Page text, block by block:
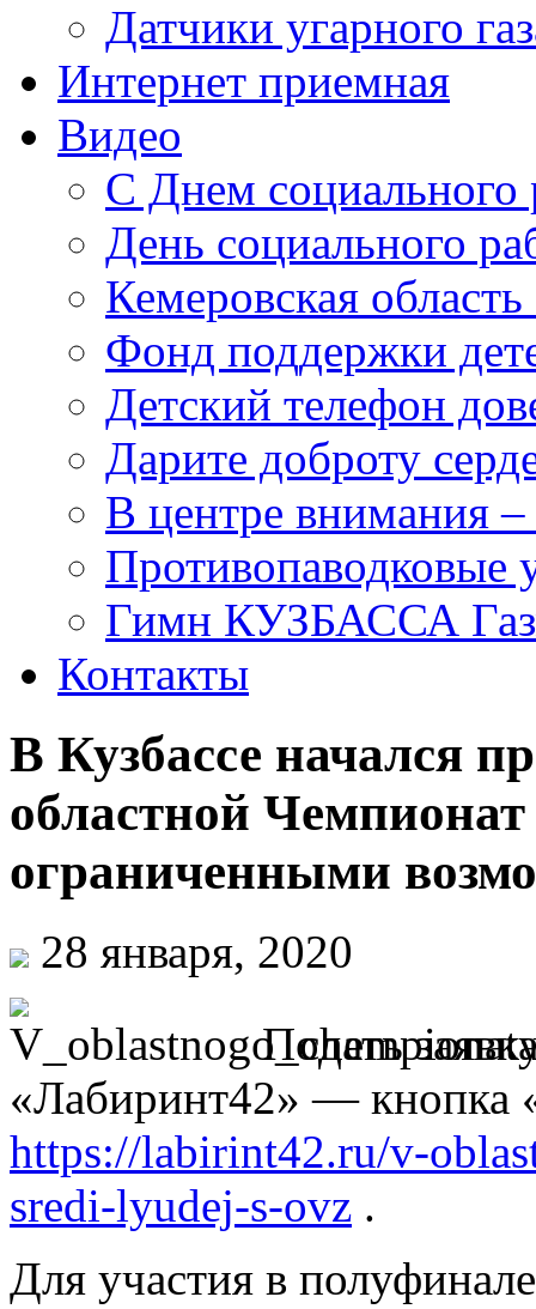
Датчики угарного
Интернет приемная
Видео
С Днем социального
День социального
Кемеровская
Фонд поддержки
Детский телефон
Дарите доброту
В центре внимания –
Противопаводковые
Гимн КУЗБАССА
Контакты
В Кузбассе начался
областной
ограниченными
28 января, 2020
Подать
«Лабиринт42» — кнопка
https://labirint42.ru/v-
sredi-lyudej-s-ovz .
Для участия в